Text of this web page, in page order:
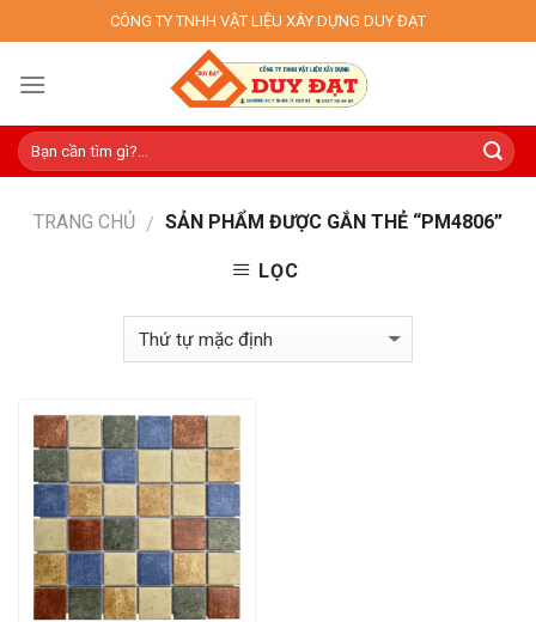
to
content
CÔNG TY TNHH VẬT LIỆU XÂY DỰNG DUY ĐẠT
TRANG CHỦ / SẢN PHẨM ĐƯỢC GẮN THẺ “PM4806”
LỌC